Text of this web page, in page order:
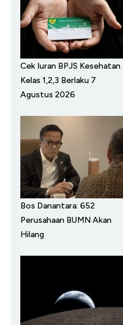
Cek Iuran BPJS Kesehatan
Kelas 1,2,3 Berlaku 7
Agustus 2026
Bos Danantara: 652
Perusahaan BUMN Akan
Hilang